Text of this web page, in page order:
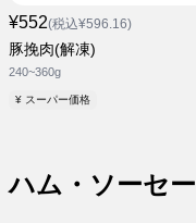
¥552(税込¥596.16)
豚挽肉(解凍)
240~360g
¥ スーパー価格
ハム・ソーセ